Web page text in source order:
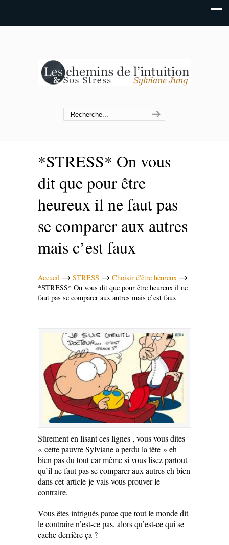
*STRESS* On vous
dit que pour être
heureux il ne faut pas
se comparer aux autres
mais c’est faux
Accueil → STRESS → Choisir d'être heureux →
*STRESS* On vous dit que pour être heureux il ne
faut pas se comparer aux autres mais c’est faux
Sûrement en lisant ces lignes , vous vous dites
« cette pauvre Sylviane a perdu la tête » eh
bien pas du tout car même si vous lisez partout
qu’il ne faut pas se comparer aux autres eh bien
dans cet article je vais vous prouver le
contraire.
Vous êtes intrigués parce que tout le monde dit
le contraire n’est-ce pas, alors qu’est-ce qui se
cache derrière ça ?